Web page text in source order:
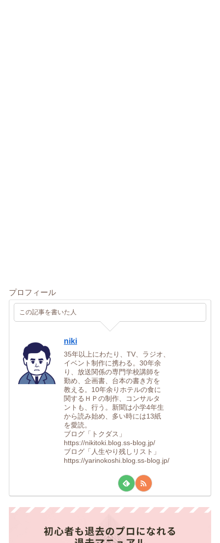
プロフィール
この記事を書いた人
niki
35年以上にわたり、TV、ラジオ、
イベント制作に携わる。30年余
り、放送関係の専門学校講師を
勤め、企画書、台本の書き方を
教える。10年余りホテルの食に
関するＨＰの制作、コンサルタ
ントも、行う。新聞は小学4年生
から読み始め、多い時には13紙
を愛読。
ブログ「トクダス」
https://nikitoki.blog.ss-blog.jp/
ブログ「人生やり残しリスト」
https://yarinokoshi.blog.ss-blog.jp/